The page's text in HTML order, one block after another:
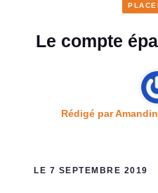
Le compte
Rédigé par
LE 7 SEPTEMBRE 2019